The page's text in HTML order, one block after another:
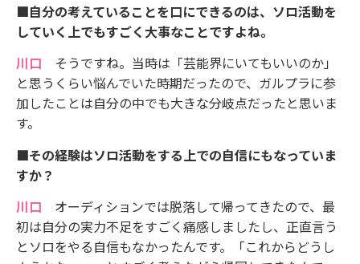
■自分の考えていることを口にできるのは、ソロ活動を
していく上でもすごく大事なことですよね。
川口 そうですね。当時は「芸能界にいてもいいのか」
と思うくらい悩んでいた時期だったので、ガルプラに参
加したことは自分の中でも大きな分岐点だったと思いま
す。
■その経験はソロ活動をする上での自信にもなっていま
すか？
川口 オーディションでは脱落して帰ってきたので、最
初は自分の実力不足をすごく痛感しましたし、正直言う
とソロをやる自信もなかったんです。「これからどうし